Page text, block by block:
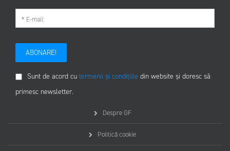
ABONARE!
Sunt de acord cu termenii și condițiile din website și doresc să
primesc newsletter.
Despre GF
Politică cookie